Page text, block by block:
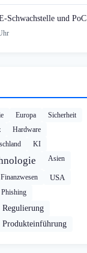
Schwachstelle und PoC
Europa
Sicherheit
Hardware
KI
Asien
Finanzwesen
USA
Phishing
Regulierung
Produkteinführung